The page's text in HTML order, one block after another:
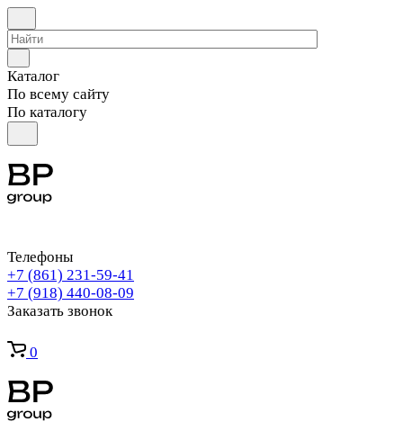
Каталог
По всему сайту
По каталогу
Телефоны
+7 (861) 231-59-41
+7 (918) 440-08-09
Заказать звонок
0